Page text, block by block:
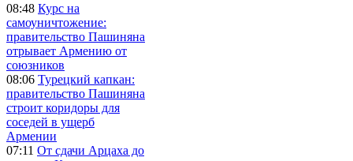
08:48 Курс на
самоуничтожение:
правительство Пашиняна
отрывает Армению от
союзников
08:06 Турецкий капкан:
правительство Пашиняна
строит коридоры для
соседей в ущерб
Армении
07:11 От сдачи Арцаха до